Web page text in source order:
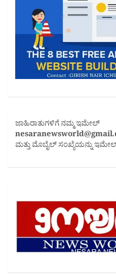
ಜಾಹಿರಾತುಗಳಿಗೆ ನಮ್ಮ ಇಮೇಲ್
ಮತ್ತು ಮೊಬೈಲ್ ಸಂಖ್ಯೆಯನ್ನು